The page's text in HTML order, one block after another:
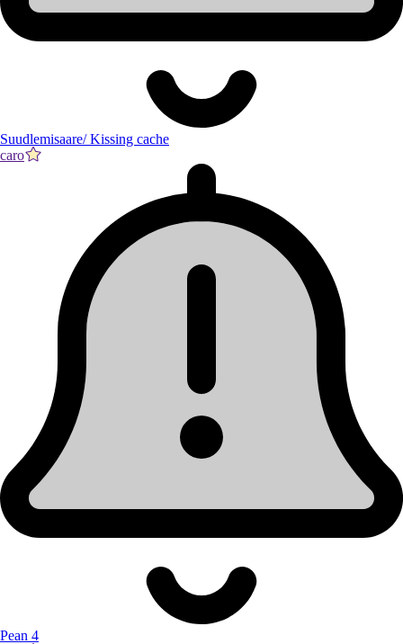
Suudlemisaare/ Kissing cache
caro
Pean 4